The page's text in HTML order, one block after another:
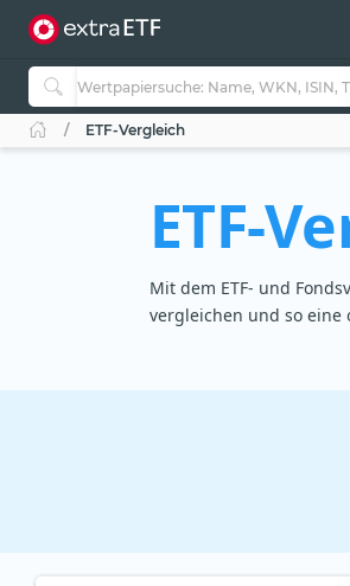
ETF-Vergleich
ETF-
Mit dem ETF- und
vergleichen und so